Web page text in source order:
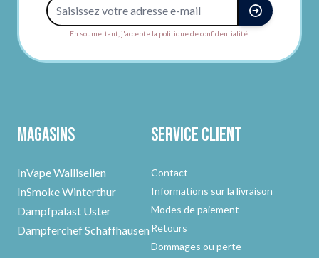
En soumettant, j'accepte la politique de confidentialité.
Magasins
InVape Wallisellen
InSmoke Winterthur
Dampfpalast Uster
Dampferchef Schaffhausen
Service client
Contact
Informations sur la livraison
Modes de paiement
Retours
Dommages ou perte